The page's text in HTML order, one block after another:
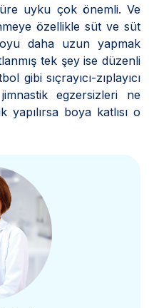
uyku çok önemli. Ve
özellikle süt ve süt
daha uzun yapmak
tek şey ise düzenli
gibi sıçrayıcı-zıplayıcı
egzersizleri ne
boya katlısı o